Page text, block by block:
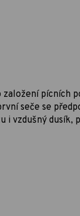
pícních
seče se
i vzdušný